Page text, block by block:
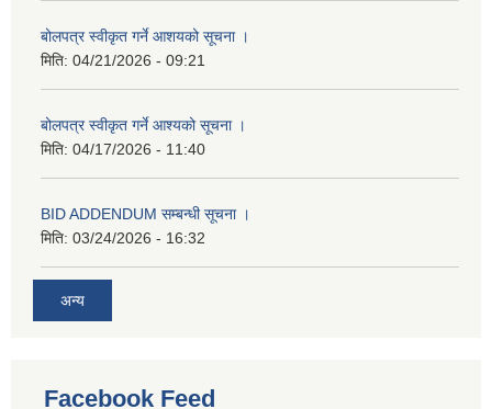
बोलपत्र स्वीकृत गर्ने आशयको सूचना ।
मिति: 04/21/2026 - 09:21
बोलपत्र स्वीकृत गर्ने आश्यको सूचना ।
मिति: 04/17/2026 - 11:40
BID ADDENDUM सम्बन्धी सूचना ।
मिति: 03/24/2026 - 16:32
अन्य
Facebook Feed